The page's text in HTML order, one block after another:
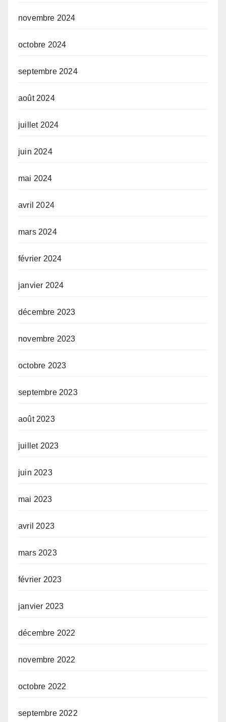
novembre 2024
octobre 2024
septembre 2024
août 2024
juillet 2024
juin 2024
mai 2024
avril 2024
mars 2024
février 2024
janvier 2024
décembre 2023
novembre 2023
octobre 2023
septembre 2023
août 2023
juillet 2023
juin 2023
mai 2023
avril 2023
mars 2023
février 2023
janvier 2023
décembre 2022
novembre 2022
octobre 2022
septembre 2022